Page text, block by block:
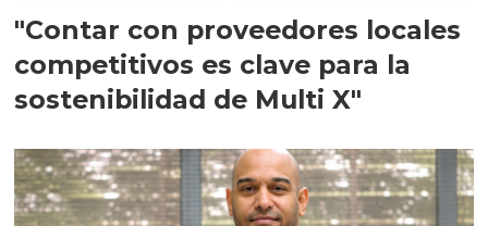
"Contar con proveedores locales
competitivos es clave para la
sostenibilidad de Multi X"